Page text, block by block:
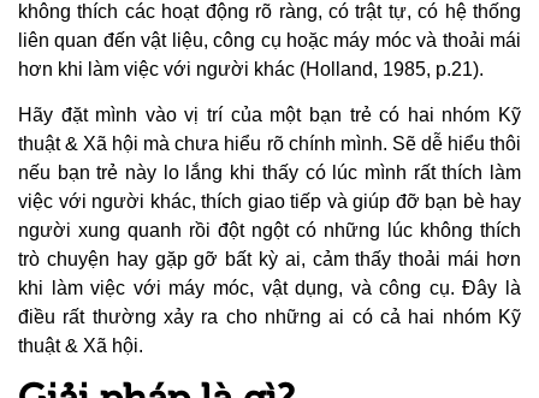
không thích các hoạt động rõ ràng, có trật tự, có hệ thống
liên quan đến vật liệu, công cụ hoặc máy móc và thoải mái
hơn khi làm việc với người khác (Holland, 1985, p.21).
Hãy đặt mình vào vị trí của một bạn trẻ có hai nhóm Kỹ
thuật & Xã hội mà chưa hiểu rõ chính mình. Sẽ dễ hiểu thôi
nếu bạn trẻ này lo lắng khi thấy có lúc mình rất thích làm
việc với người khác, thích giao tiếp và giúp đỡ bạn bè hay
người xung quanh rồi đột ngột có những lúc không thích
trò chuyện hay gặp gỡ bất kỳ ai, cảm thấy thoải mái hơn
khi làm việc với máy móc, vật dụng, và công cụ. Đây là
điều rất thường xảy ra cho những ai có cả hai nhóm Kỹ
thuật & Xã hội.